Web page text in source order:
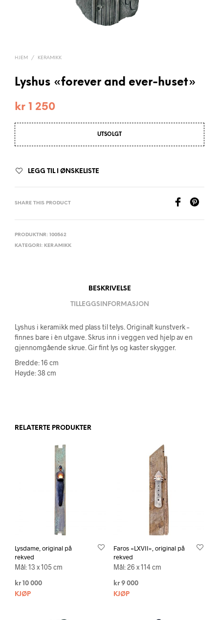
HJEM / KERAMIKK
Lyshus «forever and ever-huset»
kr 1 250
UTSOLGT
LEGG TIL I ØNSKELISTE
SHARE THIS PRODUCT
PRODUKTNR: 100562
KATEGORI: KERAMIKK
BESKRIVELSE
TILLEGGSINFORMASJON
Lyshus i keramikk med plass til telys. Originalt kunstverk –
finnes bare i èn utgave. Skrus inn i veggen ved hjelp av en
gjennomgående skrue. Gir fint lys og kaster skygger.
Bredde: 16 cm
Høyde: 38 cm
RELATERTE PRODUKTER
Lysdame, original på
rekved
Mål: 13 x 105 cm
kr 10 000
KJØP
Faros «LXVII», original på
rekved
Mål: 26 x 114 cm
kr9 000
KJØP